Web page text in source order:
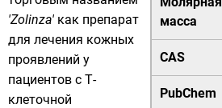
масса
CAS
PubChem
'Zolinza' как препарат
для лечения кожных
проявлений у
пациентов с Т-
клеточной